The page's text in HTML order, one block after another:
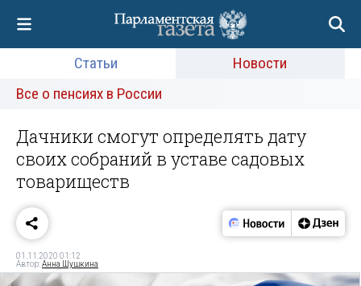
Статьи
Новости
Все о пенсиях в России
Дачники смогут определять дату
своих собраний в уставе садовых
товариществ
01.11.2020 01:12
Автор:Анна Шушкина